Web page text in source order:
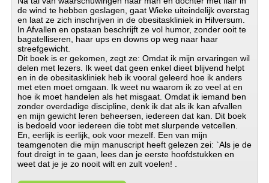
de wind te hebben geslagen, gaat Wieke uiteindelijk overstag
en laat ze zich inschrijven in de obesitaskliniek in Hilversum.
In Afvallen en opstaan beschrijft ze vol humor, zonder ooit te
bagatelliseren, haar ups en downs op weg naar haar
streefgewicht.
Dit boek is er gekomen, zegt ze: Omdat ik mijn ervaringen wil
delen met lezers. Ik weet dat geen enkel dieet blijvend helpt
en in de obesitaskliniek heb ik vooral geleerd hoe ik anders
met eten moet omgaan. Ik weet nu waarom ik zo veel at en
hoe ik moet handelen als het misgaat. Omdat ik iemand ben
zonder overdadige discipline, denk ik dat als ik kan afvallen
en mijn gewicht leren beheersen, iedereen dat kan. Dit boek
is bedoeld voor iedereen die tobt met slurpende vetcellen.
En, eerlijk is eerlijk, ook voor mezelf. Een van mijn
teamgenoten die mijn manuscript heeft gelezen zei: `Als je de
fout dreigt in te gaan, lees dan je eerste hoofdstukken en
weet dat je je zo nooit wilt en zult voelen! .